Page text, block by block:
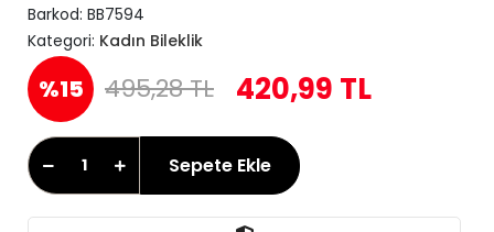
Barkod: BB7594
Kategori: Kadın Bileklik
%15 495,28 TL 420,99 TL
Sepete Ekle